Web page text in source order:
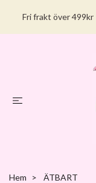
Fri frakt över 499kr
Hem
ÄTBART